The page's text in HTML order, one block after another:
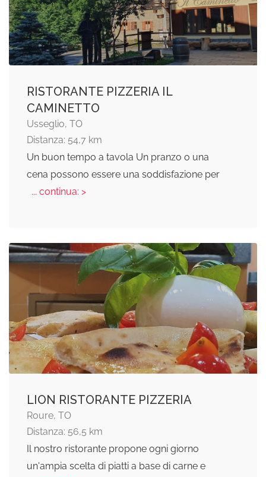
RISTORANTE PIZZERIA IL
CAMINETTO
Usseglio, TO
Distanza: 54,7 km
Un buon tempo a tavola Un pranzo o una
cena possono essere una soddisfazione per
... continua: >
LION RISTORANTE PIZZERIA
Roure, TO
Distanza: 56,5 km
Il nostro ristorante propone ogni giorno
un'ampia scelta di piatti a base di carne e